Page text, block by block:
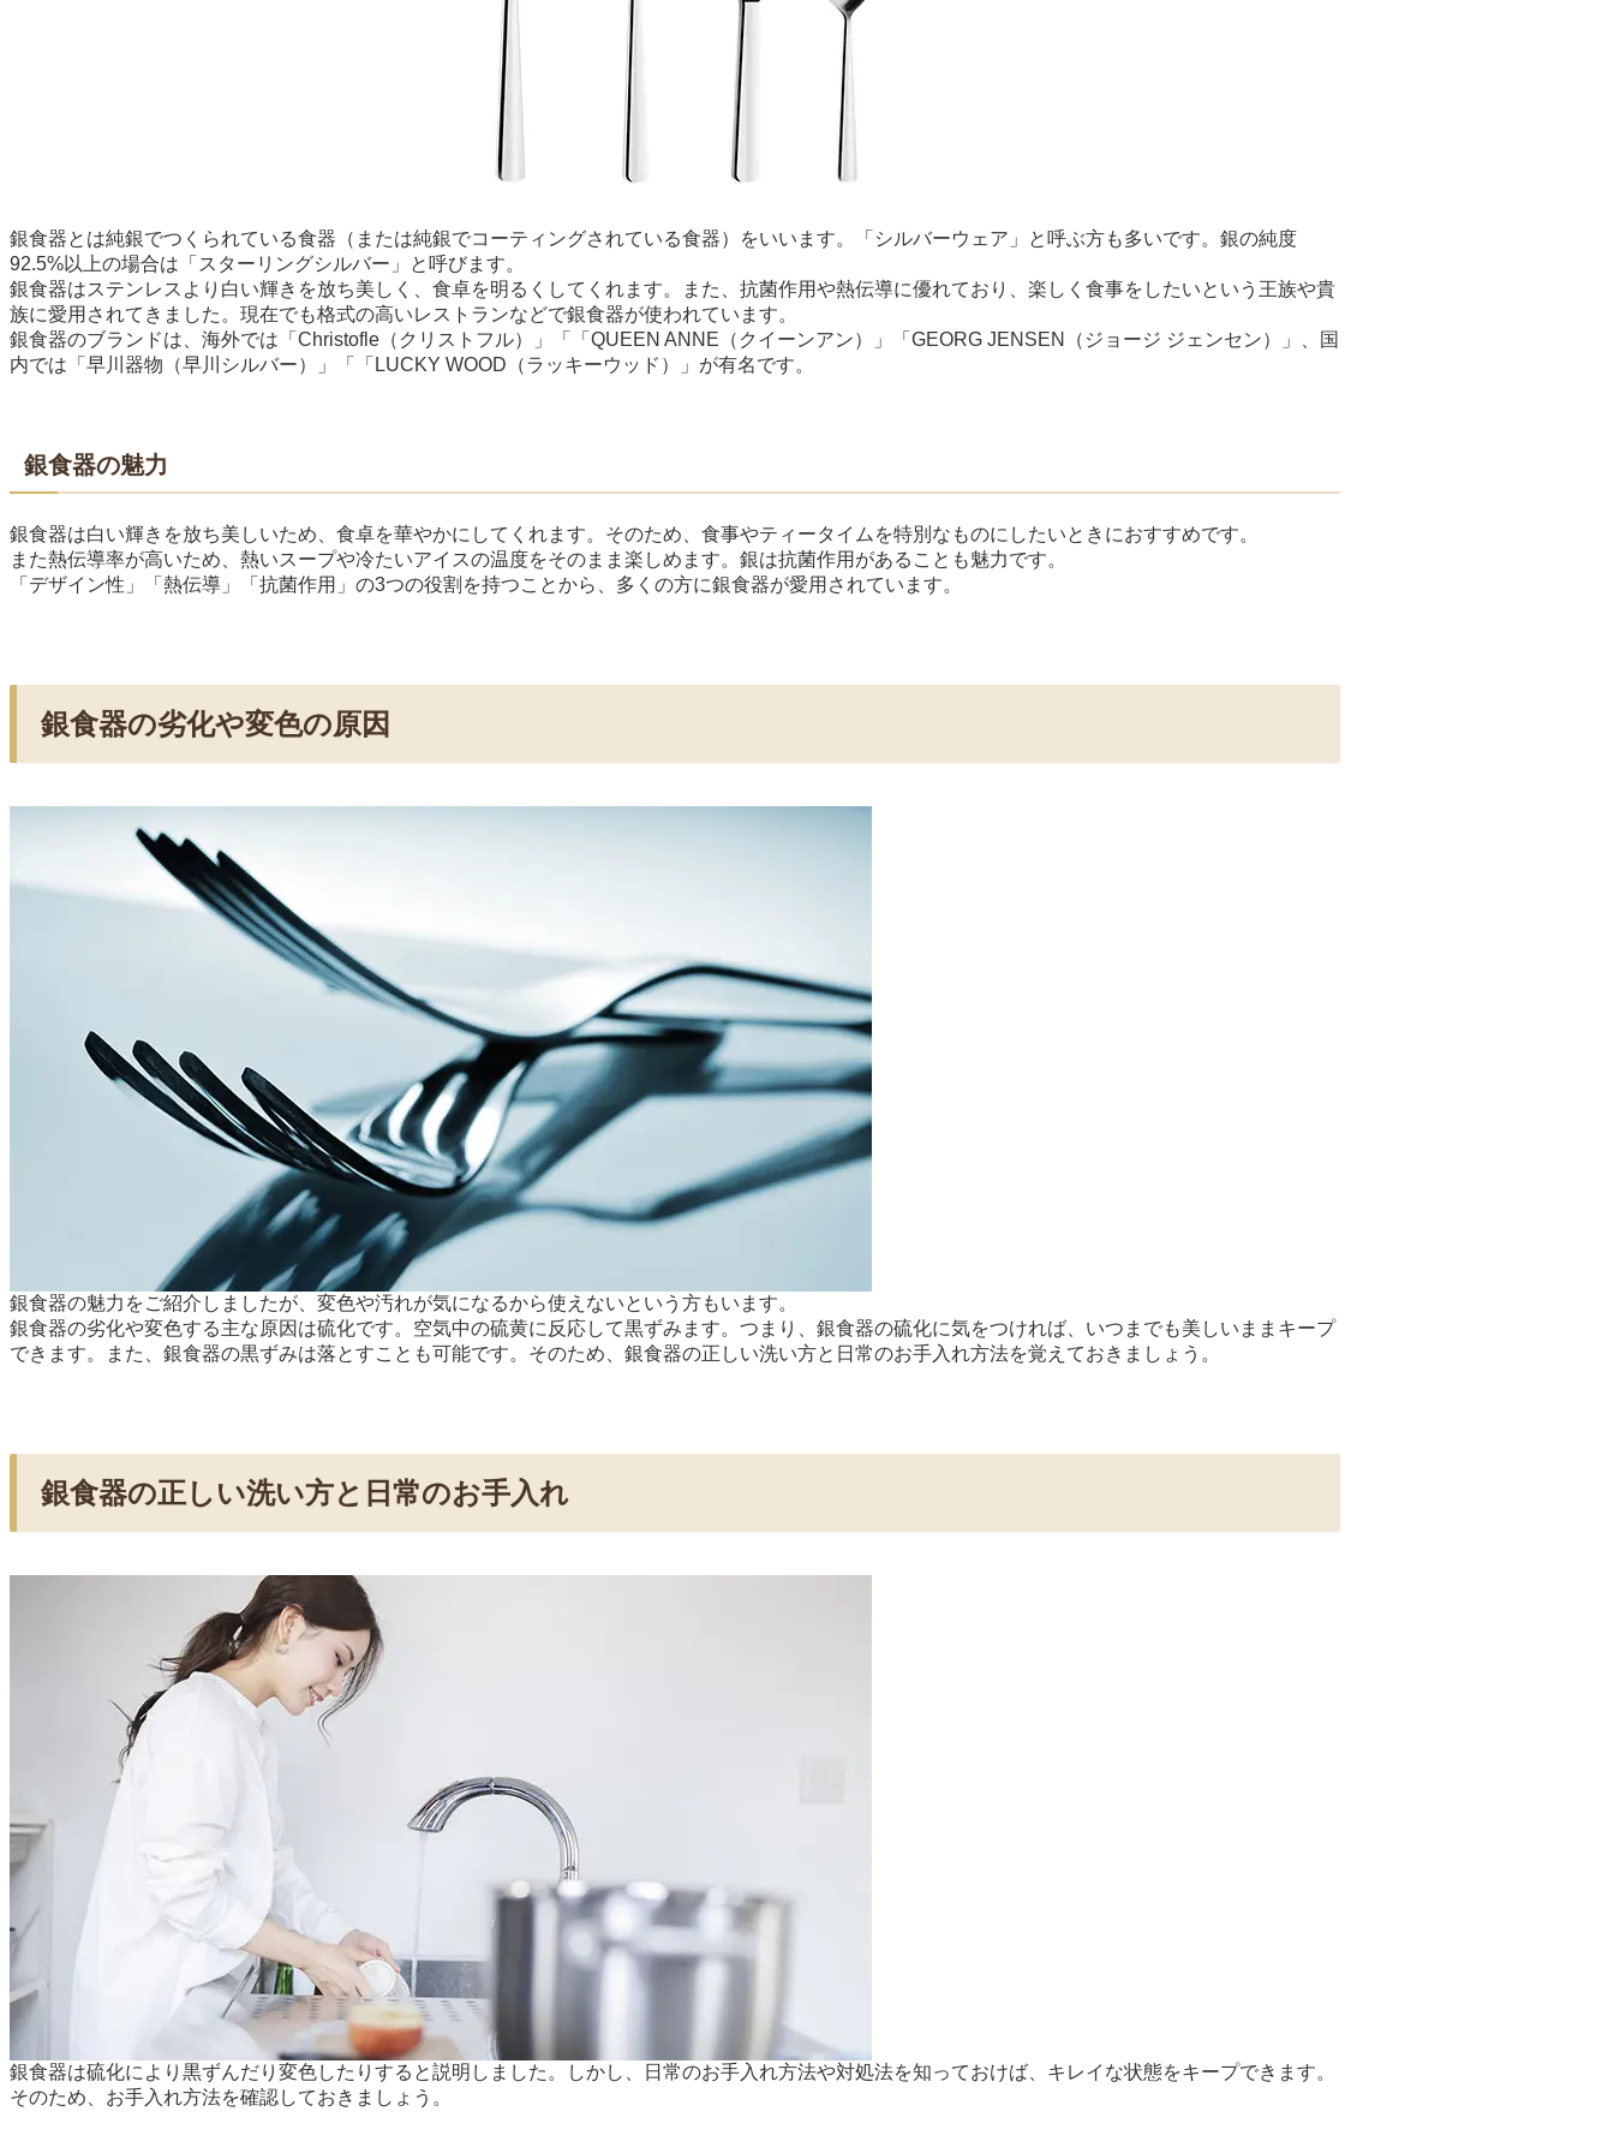
銀食器とは純銀でつくられている食器（または純銀でコーティングされている食器）をいいます。「シルバーウェア」と呼ぶ方も多いです。銀の純度
92.5%以上の場合は「スターリングシルバー」と呼びます。
銀食器はステンレスより白い輝きを放ち美しく、食卓を明るくしてくれます。また、抗菌作用や熱伝導に優れており、楽しく食事をしたいという王族や貴
族に愛用されてきました。現在でも格式の高いレストランなどで銀食器が使われています。
銀食器のブランドは、海外では「Christofle（クリストフル）」「「QUEEN ANNE（クイーンアン）」「GEORG JENSEN（ジョージ ジェンセン）」、国
内では「早川器物（早川シルバー）」「「LUCKY WOOD（ラッキーウッド）」が有名です。
銀食器の魅力
銀食器は白い輝きを放ち美しいため、食卓を華やかにしてくれます。そのため、食事やティータイムを特別なものにしたいときにおすすめです。
また熱伝導率が高いため、熱いスープや冷たいアイスの温度をそのまま楽しめます。銀は抗菌作用があることも魅力です。
「デザイン性」「熱伝導」「抗菌作用」の3つの役割を持つことから、多くの方に銀食器が愛用されています。
銀食器の劣化や変色の原因
銀食器の魅力をご紹介しましたが、変色や汚れが気になるから使えないという方もいます。
銀食器の劣化や変色する主な原因は硫化です。空気中の硫黄に反応して黒ずみます。つまり、銀食器の硫化に気をつければ、いつまでも美しいままキープ
できます。また、銀食器の黒ずみは落とすことも可能です。そのため、銀食器の正しい洗い方と日常のお手入れ方法を覚えておきましょう。
銀食器の正しい洗い方と日常のお手入れ
銀食器は硫化により黒ずんだり変色したりすると説明しました。しかし、日常のお手入れ方法や対処法を知っておけば、キレイな状態をキープできます。
そのため、お手入れ方法を確認しておきましょう。